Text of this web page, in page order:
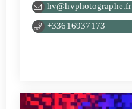
hv@hvphotographe.fr
+33616937173